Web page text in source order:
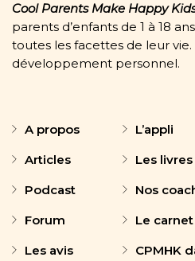
Cool Parents Make Happy
parents d’enfants de 1 à 18
toutes les facettes de leur
développement personnel.
A propos
Articles
Podcast
Forum
L’appli
Les avis
Les
Nos
Le
CPMHK